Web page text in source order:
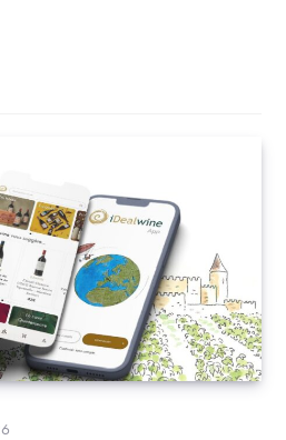
boire avec des morilles ?